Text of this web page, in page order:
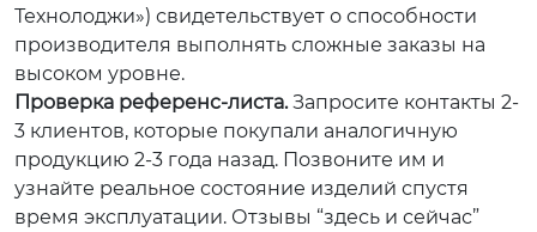
Технолоджи») свидетельствует о способности
производителя выполнять сложные заказы на
высоком уровне.
Проверка референс-листа.Запросите контакты 2-
3 клиентов, которые покупали аналогичную
продукцию 2-3 года назад. Позвоните им и
узнайте реальное состояние изделий спустя
время эксплуатации. Отзывы “здесь и сейчас”